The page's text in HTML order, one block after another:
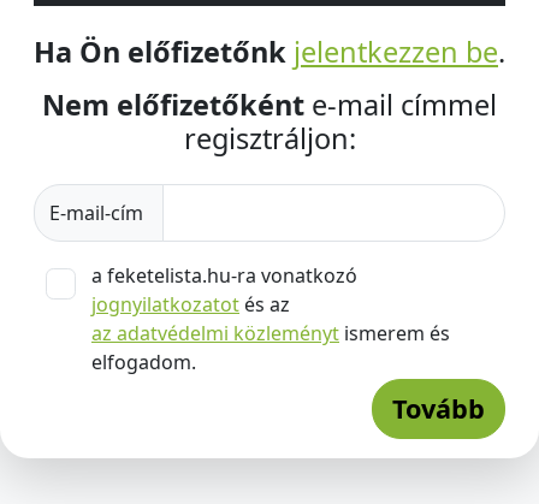
Ha Ön előfizetőnk jelentkezzen be.
Nem előfizetőként e-mail címmel
regisztráljon:
E-mail-cím
a feketelista.hu-ra vonatkozó
jognyilatkozatot és az
az adatvédelmi közleményt ismerem és
elfogadom.
Tovább